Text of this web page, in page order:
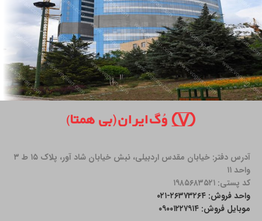
1- بیمارستان
پروژه بیمارستان آتیه ۲ تهران ۱۴۰۳
آدرس دفتر: خیابان مقدس اردبیلی، نبش خیابان شاد آور، پلاک ۱۵ ط ۳
واحد ۱۱
کد پستی: ۱۹۸۵۶۸۳۵۲۱
واحد فروش: ۲۶۳۷۳۲۶۴-۰۲۱
موبایل فروش: ۰۹۰۰۱۲۲۷۹۱۴